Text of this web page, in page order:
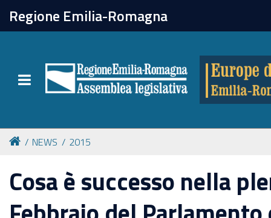
Regione Emilia-Romagna
Toggle navigation
chiudi
Attività
Formazione
Eventi
Tutte le notizie
NEWS 2015
Cosa è successo nella